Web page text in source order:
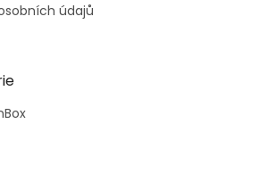
údajů